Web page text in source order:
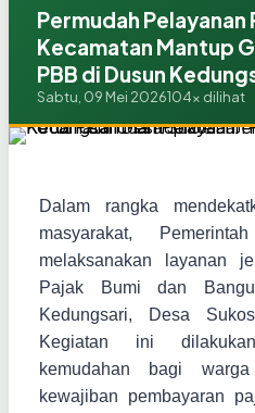
Permudah
Kecamatan Mantup
PBB di Dusun
Sabtu, 09 Mei 2026104x dilihat
Dalam rangka
masyarakat,
melaksanakan layanan
Pajak Bumi dan
Kedungsari, Desa
Kegiatan ini
kemudahan bagi
kewajiban pembayaran